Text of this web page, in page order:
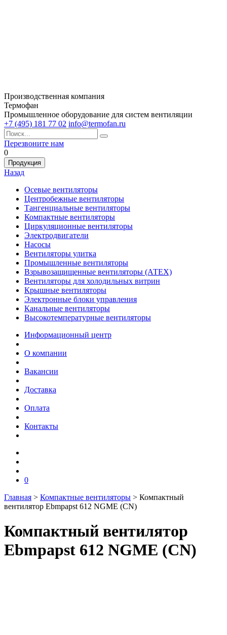
Производственная компания
Термофан
Промышленное оборудование для систем вентиляции
+7 (495) 181 77 02 info@termofan.ru
Перезвоните нам
0
Продукция
Назад
Осевые вентиляторы
Центробежные вентиляторы
Тангенциальные вентиляторы
Компактные вентиляторы
Циркуляционные вентиляторы
Электродвигатели
Насосы
Вентиляторы улитка
Промышленные вентиляторы
Взрывозащищенные вентиляторы (АТЕХ)
Вентиляторы для холодильных витрин
Крышные вентиляторы
Электронные блоки управления
Канальные вентиляторы
Высокотемпературные вентиляторы
Информационный центр
О компании
Вакансии
Доставка
Оплата
Контакты
0
Главная > Компактные вентиляторы > Компактный
вентилятор Ebmpapst 612 NGME (CN)
Компактный вентилятор
Ebmpapst 612 NGME (CN)